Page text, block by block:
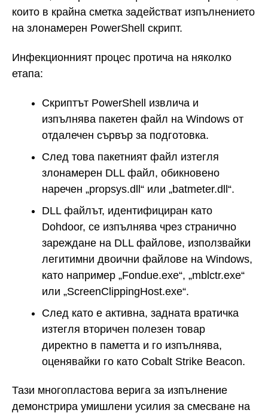
които в крайна сметка задействат изпълнението
на злонамерен PowerShell скрипт.
Инфекционният процес протича на няколко
етапа:
Скриптът PowerShell извлича и
изпълнява пакетен файл на Windows от
отдалечен сървър за подготовка.
След това пакетният файл изтегля
злонамерен DLL файл, обикновено
наречен „propsys.dll“ или „batmeter.dll“.
DLL файлът, идентифициран като
Dohdoor, се изпълнява чрез странично
зареждане на DLL файлове, използвайки
легитимни двоични файлове на Windows,
като например „Fondue.exe“, „mblctr.exe“
или „ScreenClippingHost.exe“.
След като е активна, задната вратичка
изтегля вторичен полезен товар
директно в паметта и го изпълнява,
оценявайки го като Cobalt Strike Beacon.
Тази многопластова верига за изпълнение
демонстрира умишлени усилия за смесване на